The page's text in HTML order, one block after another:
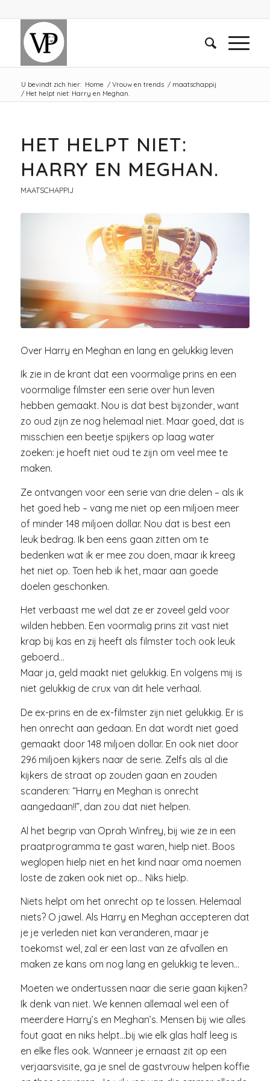
U bevindt zich hier: Home / Vrouw en trends / maatschappij
/ Het helpt niet: Harry en Meghan.
HET HELPT NIET:
HARRY EN MEGHAN.
MAATSCHAPPIJ
Over Harry en Meghan en lang en gelukkig leven
Ik zie in de krant dat een voormalige prins en een
voormalige filmster een serie over hun leven
hebben gemaakt. Nou is dat best bijzonder, want
zo oud zijn ze nog helemaal niet. Maar goed, dat is
misschien een beetje spijkers op laag water
zoeken: je hoeft niet oud te zijn om veel mee te
maken.
Ze ontvangen voor een serie van drie delen – als ik
het goed heb – vang me niet op een miljoen meer
of minder 148 miljoen dollar. Nou dat is best een
leuk bedrag. Ik ben eens gaan zitten om te
bedenken wat ik er mee zou doen, maar ik kreeg
het niet op. Toen heb ik het, maar aan goede
doelen geschonken.
Het verbaast me wel dat ze er zoveel geld voor
wilden hebben. Een voormalig prins zit vast niet
krap bij kas en zij heeft als filmster toch ook leuk
geboerd…
Maar ja, geld maakt niet gelukkig. En volgens mij is
niet gelukkig de crux van dit hele verhaal.
De ex-prins en de ex-filmster zijn niet gelukkig. Er is
hen onrecht aan gedaan. En dat wordt niet goed
gemaakt door 148 miljoen dollar. En ook niet door
296 miljoen kijkers naar de serie. Zelfs als al die
kijkers de straat op zouden gaan en zouden
scanderen: “Harry en Meghan is onrecht
aangedaan!!”, dan zou dat niet helpen.
Al het begrip van Oprah Winfrey, bij wie ze in een
praatprogramma te gast waren, hielp niet. Boos
weglopen hielp niet en het kind naar oma noemen
loste de zaken ook niet op… Niks hielp.
Niets helpt om het onrecht op te lossen. Helemaal
niets? O jawel. Als Harry en Meghan accepteren dat
je je verleden niet kan veranderen, maar je
toekomst wel, zal er een last van ze afvallen en
maken ze kans om nog lang en gelukkig te leven…
Moeten we ondertussen naar die serie gaan kijken?
Ik denk van niet. We kennen allemaal wel een of
meerdere Harry’s en Meghan’s. Mensen bij wie alles
fout gaat en niks helpt…bij wie elk glas half leeg is
en elke fles ook. Wanneer je ernaast zit op een
verjaarsvisite, ga je snel de gastvrouw helpen koffie